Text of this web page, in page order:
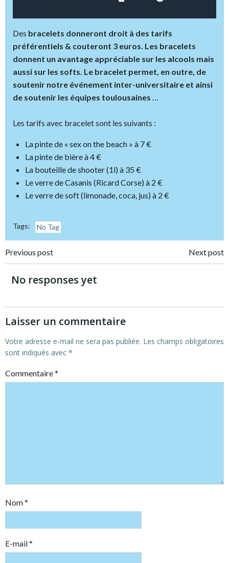
Des bracelets donneront droit à des tarifs
préférentiels & couteront 3 euros. Les bracelets
donnent un avantage appréciable sur les alcools mais
aussi sur les softs. Le bracelet permet, en outre, de
soutenir notre événement inter-universitaire et ainsi
de soutenir les équipes toulousaines
Les tarifs avec bracelet sont les suivants :
La pinte de « sex on the beach » à 7 €
La pinte de bière à 4 €
La bouteille de shooter (1l) à 35 €
Le verre de Casanis (Ricard Corse) à 2 €
Le verre de soft (limonade, coca, jus) à 2 €
Tags: No Tag
Post
navigation
Previous post Next post
No responses yet
Laisser un commentaire
Votre adresse e-mail ne sera pas publiée. Les champs obligatoires
sont indiqués avec *
Commentaire*
Nom*
E-mail*